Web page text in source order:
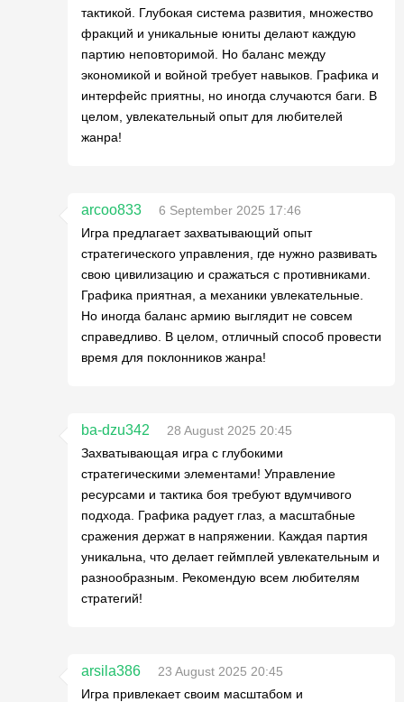
тактикой. Глубокая система развития, множество
фракций и уникальные юниты делают каждую
партию неповторимой. Но баланс между
экономикой и войной требует навыков. Графика и
интерфейс приятны, но иногда случаются баги. В
целом, увлекательный опыт для любителей
жанра!
arcoo833
6 September 2025 17:46
Игра предлагает захватывающий опыт
стратегического управления, где нужно развивать
свою цивилизацию и сражаться с противниками.
Графика приятная, а механики увлекательные.
Но иногда баланс армию выглядит не совсем
справедливо. В целом, отличный способ провести
время для поклонников жанра!
ba-dzu342
28 August 2025 20:45
Захватывающая игра с глубокими
стратегическими элементами! Управление
ресурсами и тактика боя требуют вдумчивого
подхода. Графика радует глаз, а масштабные
сражения держат в напряжении. Каждая партия
уникальна, что делает геймплей увлекательным и
разнообразным. Рекомендую всем любителям
стратегий!
arsila386
23 August 2025 20:45
Игра привлекает своим масштабом и